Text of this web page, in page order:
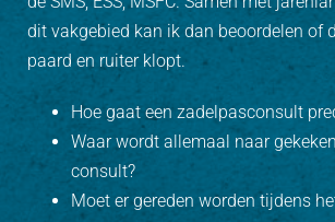
dit vakgebied kan ik dan beoordelen of
paard en ruiter klopt.
Hoe gaat een zadelpasconsult
Waar wordt allemaal naar
consult?
Moet er gereden worden tijdens